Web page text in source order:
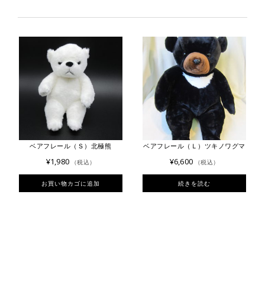
ベアフレール（Ｓ）北極熊
¥1,980 （税込）
お買い物カゴに追加
ベアフレール（Ｌ）ツキノワグマ
¥6,600 （税込）
続きを読む